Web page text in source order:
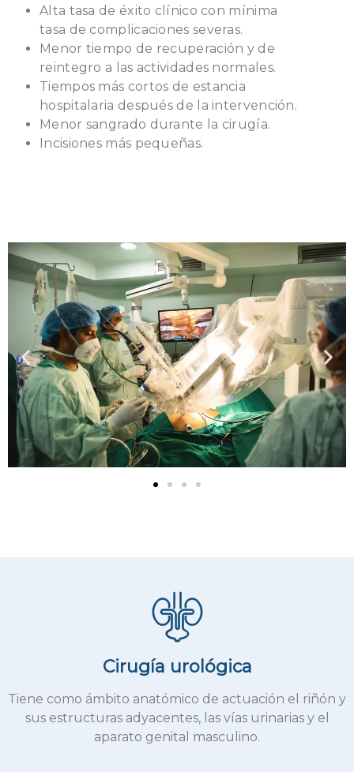
Alta tasa de éxito clínico con mínima
tasa de complicaciones severas.
Menor tiempo de recuperación y de
reintegro a las actividades normales.
Tiempos más cortos de estancia
hospitalaria después de la intervención.
Menor sangrado durante la cirugía.
Incisiones más pequeñas.
Cirugía urológica
Tiene como ámbito anatómico de actuación el riñón y
sus estructuras adyacentes, las vías urinarias y el
aparato genital masculino.